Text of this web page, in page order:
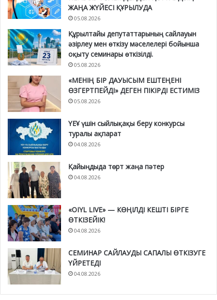
ЖАҢА ЖҮЙЕСІ ҚҰРЫЛУДА
05.08.2026
Құрылтайы депутаттарының сайлауын
әзірлеу мен өткізу мәселелері бойынша
оқыту семинары өткізілді.
05.08.2026
«МЕНІҢ БІР ДАУЫСЫМ ЕШТЕҢЕНІ
ӨЗГЕРТПЕЙДІ» ДЕГЕН ПІКІРДІ ЕСТИМІЗ
05.08.2026
ҮЕҰ үшін сыйлықақы беру конкурсы
туралы ақпарат
04.08.2026
Қайыңдыда төрт жаңа пәтер
04.08.2026
«OIYL LIVE» — КӨҢІЛДІ КЕШТІ БІРГЕ
ӨТКІЗЕЙІК!
04.08.2026
СЕМИНАР САЙЛАУДЫ САПАЛЫ ӨТКІЗУГЕ
ҮЙРЕТЕДІ
04.08.2026